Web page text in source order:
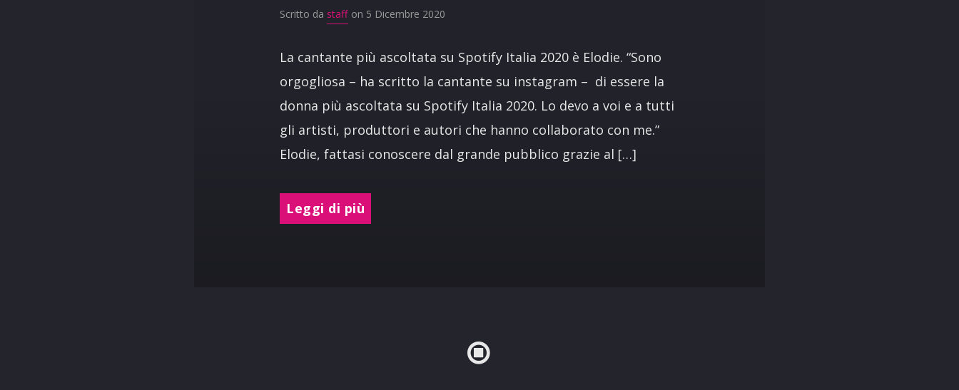
Scritto da staff on 5 Dicembre 2020
La cantante più ascoltata su Spotify Italia 2020 è Elodie. “Sono
orgogliosa – ha scritto la cantante su instagram – di essere la
donna più ascoltata su Spotify Italia 2020. Lo devo a voi e a tutti
gli artisti, produttori e autori che hanno collaborato con me.”
Elodie, fattasi conoscere dal grande pubblico grazie al […]
Leggi di più